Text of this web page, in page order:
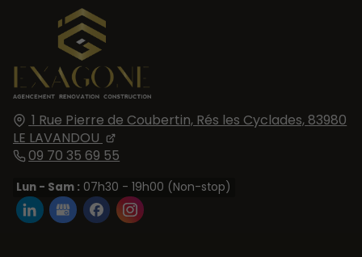
1 Rue Pierre de Coubertin, Rés les Cyclades,83980
LE LAVANDOU
09 70 35 69 55
Lun - Sam : 07h30 - 19h00 (Non-stop)